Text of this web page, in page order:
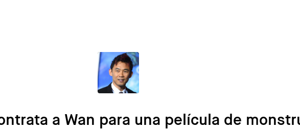
a Wan para una película de